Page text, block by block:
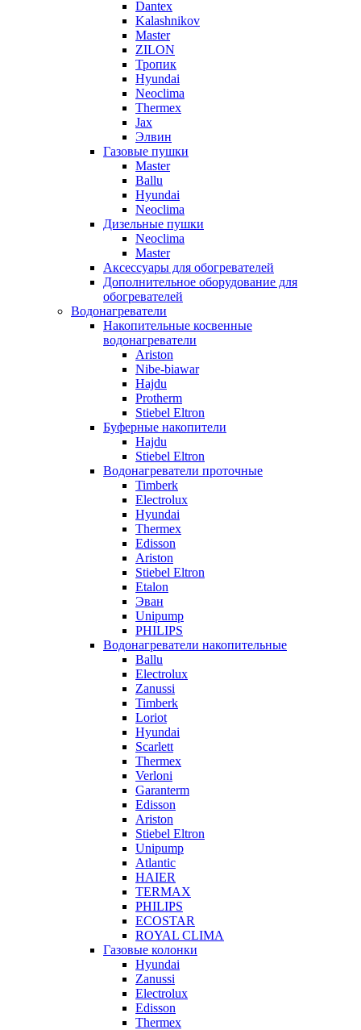
Dantex
Kalashnikov
Master
ZILON
Тропик
Hyundai
Neoclima
Thermex
Jax
Элвин
Газовые пушки
Master
Ballu
Hyundai
Neoclima
Дизельные пушки
Neoclima
Master
Аксессуары для обогревателей
Дополнительное оборудование для
обогревателей
Водонагреватели
Накопительные косвенные
водонагреватели
Ariston
Nibe-biawar
Hajdu
Protherm
Stiebel Eltron
Буферные накопители
Hajdu
Stiebel Eltron
Водонагреватели проточные
Timberk
Electrolux
Hyundai
Thermex
Edisson
Ariston
Stiebel Eltron
Etalon
Эван
Unipump
PHILIPS
Водонагреватели накопительные
Ballu
Electrolux
Zanussi
Timberk
Loriot
Hyundai
Scarlett
Thermex
Verloni
Garanterm
Edisson
Ariston
Stiebel Eltron
Unipump
Atlantic
HAIER
TERMAX
PHILIPS
ECOSTAR
ROYAL CLIMA
Газовые колонки
Hyundai
Zanussi
Electrolux
Edisson
Thermex